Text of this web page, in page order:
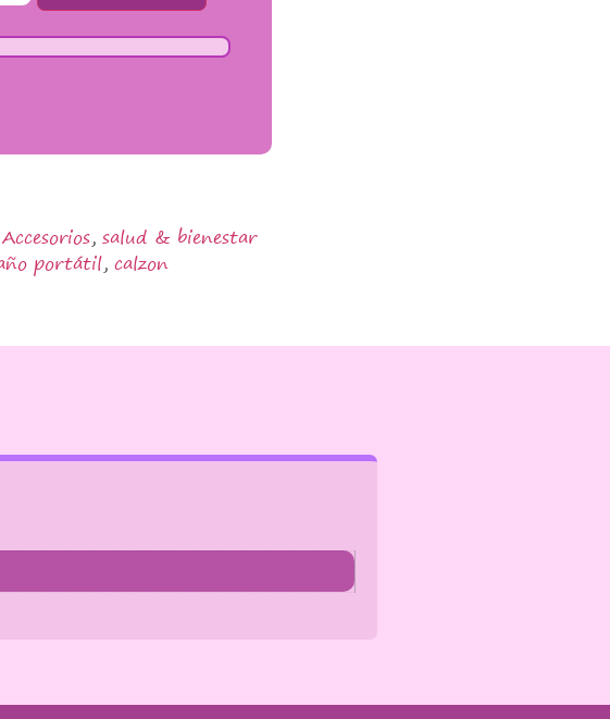
Accesorios,salud & bienestar
portátil,calzon